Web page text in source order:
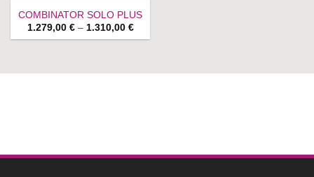
COMBINATOR SOLO PLUS
1.279,00 € – 1.310,00 €Price